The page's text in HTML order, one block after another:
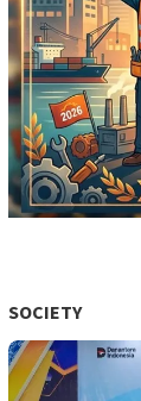
SOCIETY